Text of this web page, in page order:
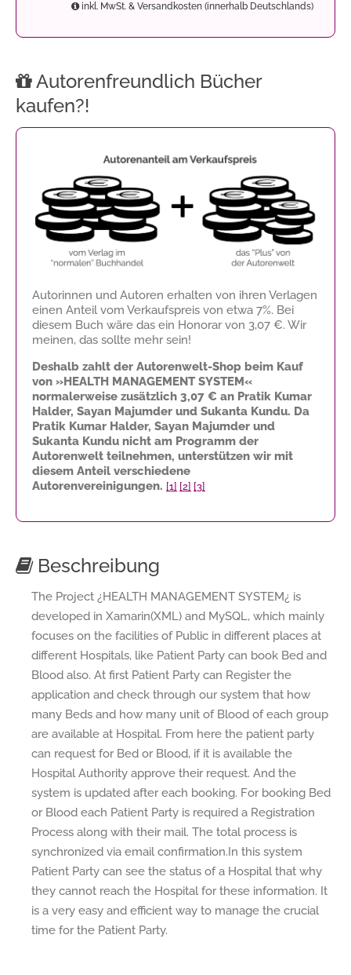
inkl. MwSt. & Versandkosten (innerhalb Deutschlands)
Autorenfreundlich Bücher
kaufen?!
Autorinnen und Autoren erhalten von ihren Verlagen
einen Anteil vom Verkaufspreis von etwa 7%. Bei
diesem Buch wäre das ein Honorar von 3,07 €. Wir
meinen, das sollte mehr sein!
Deshalb zahlt der Autorenwelt-Shop beim Kauf
von »HEALTH MANAGEMENT SYSTEM«
normalerweise zusätzlich 3,07 € an Pratik Kumar
Halder, Sayan Majumder und Sukanta Kundu. Da
Pratik Kumar Halder, Sayan Majumder und
Sukanta Kundu nicht am Programm der
Autorenwelt teilnehmen, unterstützen wir mit
diesem Anteil verschiedene
Autorenvereinigungen. [1] [2] [3]
Beschreibung
The Project ¿HEALTH MANAGEMENT SYSTEM¿ is
developed in Xamarin(XML) and MySQL, which mainly
focuses on the facilities of Public in different places at
different Hospitals, like Patient Party can book Bed and
Blood also. At first Patient Party can Register the
application and check through our system that how
many Beds and how many unit of Blood of each group
are available at Hospital. From here the patient party
can request for Bed or Blood, if it is available the
Hospital Authority approve their request. And the
system is updated after each booking. For booking Bed
or Blood each Patient Party is required a Registration
Process along with their mail. The total process is
synchronized via email confirmation.In this system
Patient Party can see the status of a Hospital that why
they cannot reach the Hospital for these information. It
is a very easy and efficient way to manage the crucial
time for the Patient Party.